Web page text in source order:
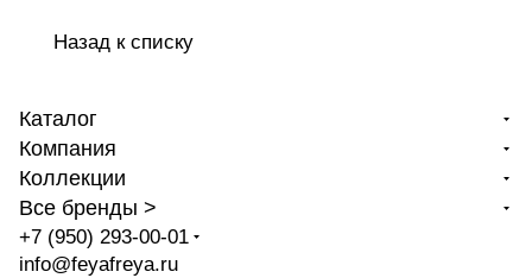
Назад к списку
Каталог
Компания
Коллекции
Все бренды >
+7 (950) 293-00-01
info@feyafreya.ru